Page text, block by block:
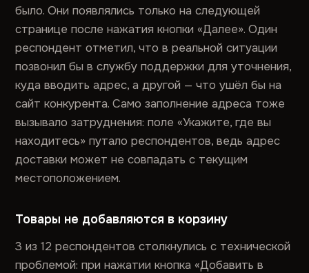
было. Они появлялись только на следующей
странице после нажатия кнопки «Далее». Один
респондент отметил, что в реальной ситуации
позвонил бы в службу поддержки для уточнения,
куда вводить адрес, а другой — что ушёл бы на
сайт конкурента. Само заполнение адреса тоже
вызывало затруднения: поле «Укажите, где вы
находитесь» путало респондентов, ведь адрес
доставки может не совпадать с текущим
местоположением.
Товары не добавляются в корзину
3 из 12 респондентов столкнулись с технической
проблемой: при нажатии кнопка «Добавить в